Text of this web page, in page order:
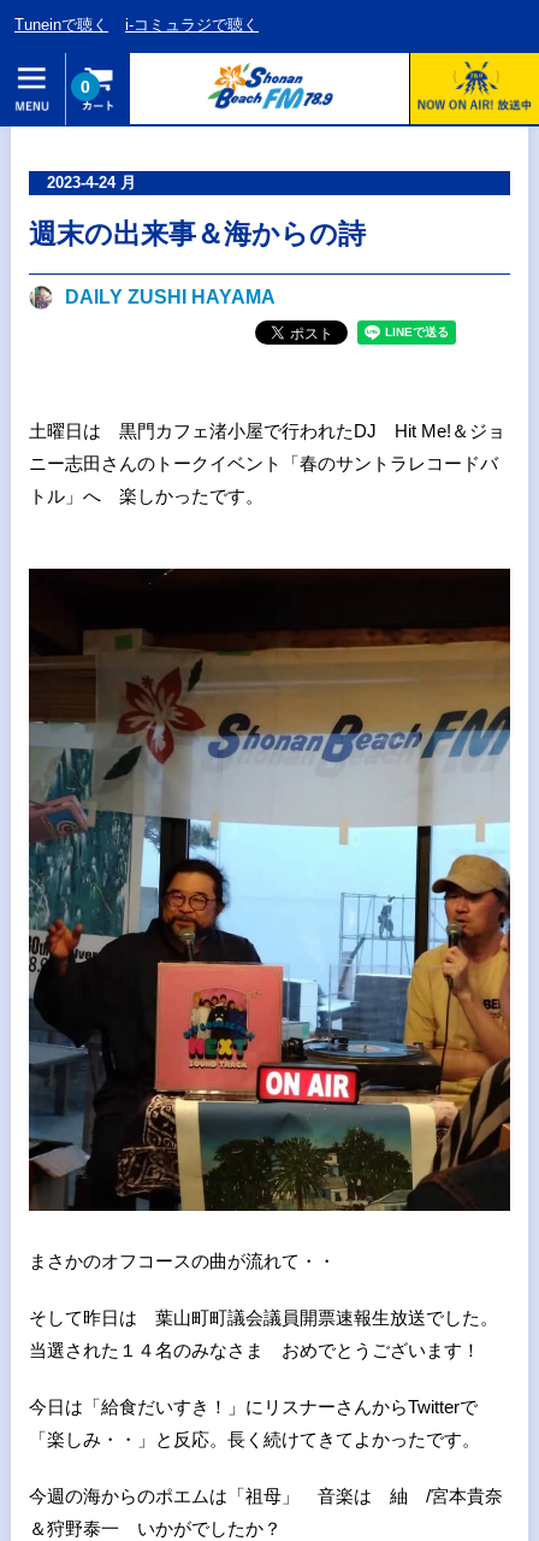
Tuneinで聴く i-コミュラジで聴く
0
2023-4-24 月
週末の出来事＆海からの詩
DAILY ZUSHI HAYAMA
土曜日は 黒門カフェ渚小屋で行われたDJ Hit Me!＆ジョ
ニー志田さんのトークイベント「春のサントラレコードバ
トル」へ 楽しかったです。
まさかのオフコースの曲が流れて・・
そして昨日は 葉山町町議会議員開票速報生放送でした。
当選された１４名のみなさま おめでとうございます！
今日は「給食だいすき！」にリスナーさんからTwitterで
「楽しみ・・」と反応。長く続けてきてよかったです。
今週の海からのポエムは「祖母」 音楽は 紬 /宮本貴奈
＆狩野泰一 いかがでしたか？